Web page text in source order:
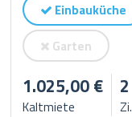
Einbauküche
Garten
1.025,00 €
Kaltmiete
2
Zi.